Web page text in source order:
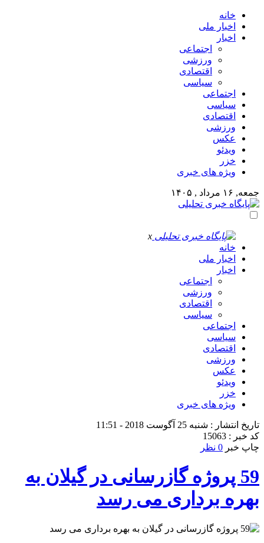
خانه
اخبار ملی
اخبار
اجتماعی
ورزشی
اقتصادی
سیاسی
اجتماعی
سیاسی
اقتصادی
ورزشی
عکس
ویدئو
خزر
ویژه های خبری
جمعه, ۱۶ مرداد , ۱۴۰۵
x
خانه
اخبار ملی
اخبار
اجتماعی
ورزشی
اقتصادی
سیاسی
اجتماعی
سیاسی
اقتصادی
ورزشی
عکس
ویدئو
خزر
ویژه های خبری
تاریخ انتشار : شنبه 25 آگوست 2018 - 11:51
کد خبر : 15063
چاپ خبر 0 نظر
59 پروژه گازرسانی در گیلان به
بهره برداری می رسد